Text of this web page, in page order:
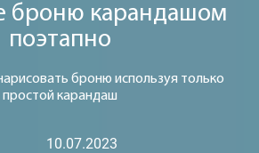
броню карандашом
поэтапно
броню используя только
простой карандаш
10.07.2023